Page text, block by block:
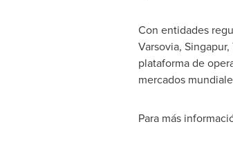
Con entidades
Varsovia, Singapur,
plataforma de
mercados
Para más